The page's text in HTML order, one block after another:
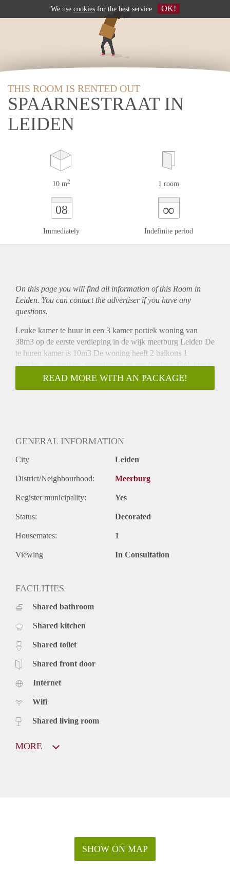
THIS ROOM IS RENTED OUT
SPAARNESTRAAT IN
LEIDEN
10 m2 1 room
08
Immediately
∞
Indefinite period
On this page you will find all information of this Room in
Leiden. You can contact the advertiser if you have any
questions.
Leuke kamer te huur in een 3 kamer portiek woning van
38m3 op de eerste verdieping in de wijk meerburg Leiden De
te huren kamer is 10m3 De woning heeft 2 balkons 1
douche, wc, keuken, woonkamer en een berging. Ook kun je
gebruik maken van de wasmachine, koelkast en gasfornuis.
De kamer is centraal gelegen in Leiden met de a4 en n11 om
READ MORE WITH AN PACKAGE!
GENERAL INFORMATION
City Leiden
District/Neighbourhood: Meerburg
Register municipality: Yes
Status: Decorated
Housemates: 1
Viewing In Consultation
FACILITIES
Shared bathroom
Shared kitchen
Shared toilet
Shared front door
Internet
Wifi
Shared living room
MORE
SHOW ON MAP
We use cookiesfor the best service OK!